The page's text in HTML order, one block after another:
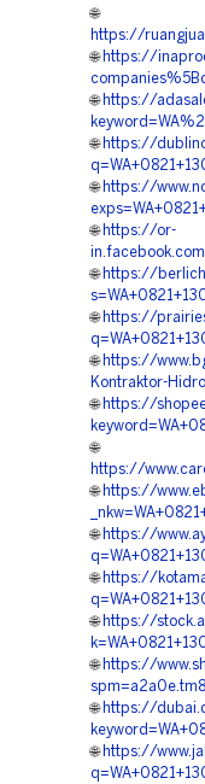
🌐
https://
🌐 https://
🌐 https://
🌐 https://
🌐 https://
🌐 https://or-
🌐 https://
🌐 https://
🌐 https://
Kontraktor-
🌐 https://
🌐
https://
🌐 https://
🌐 https://
🌐 https://
🌐 https://
🌐 https://
🌐 https://
🌐 https://